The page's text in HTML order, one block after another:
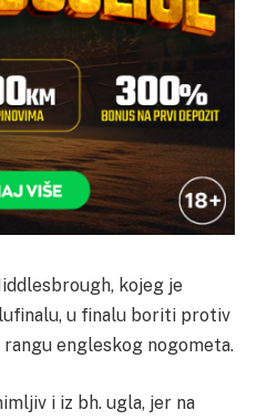
kojeg je
u finalu boriti protiv
engleskog nogometa.
i iz bh. ugla, jer na